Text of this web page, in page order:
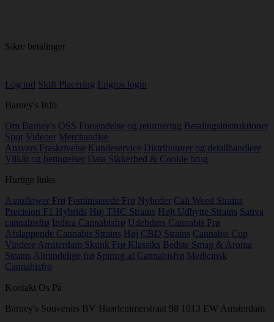
Sikre betalinger
Log ind Skift Placering Engros login
Barney's Info
Om Barney's OSS Forsendelse og returnering Betalingsinstruktioner
Spor Videoer Merchandise
Ansvars Fraskrivelse Kundeservice Distributører og detailhandlere
Vilkår og betingelser Data Sikkerhed & Cookie brug
Hurtige links
Autoflower Frø Feminiserede Frø Nyheder Cali Weed Strains
Precision F1 Hybrids Høj THC Strains Højt Udbytte Strains Sativa
cannabisfrø Indica Cannabisfrø Udebdørs Cannabis Frø
Afslappende Cannabis Strains Høj CBD Strains Cannabis Cup
Vindere Amsterdam Skunk Frø Klassiks Bedste Smag & Aroma
Strains Almindelige frø Spiring af Cannabisfrø Medicinsk
Cannabisfrø
Kontakt Os På
Barney's Souvenirs BV Haarlemmerstraat 98 1013 EW Amsterdam